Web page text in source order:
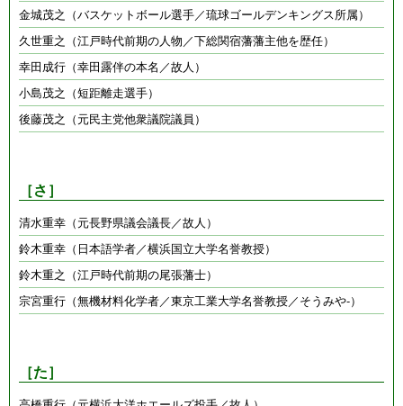
金城茂之（バスケットボール選手／琉球ゴールデンキングス所属）
久世重之（江戸時代前期の人物／下総関宿藩藩主他を歴任）
幸田成行（幸田露伴の本名／故人）
小島茂之（短距離走選手）
後藤茂之（元民主党他衆議院議員）
［さ］
清水重幸（元長野県議会議長／故人）
鈴木重幸（日本語学者／横浜国立大学名誉教授）
鈴木重之（江戸時代前期の尾張藩士）
宗宮重行（無機材料化学者／東京工業大学名誉教授／そうみや-）
［た］